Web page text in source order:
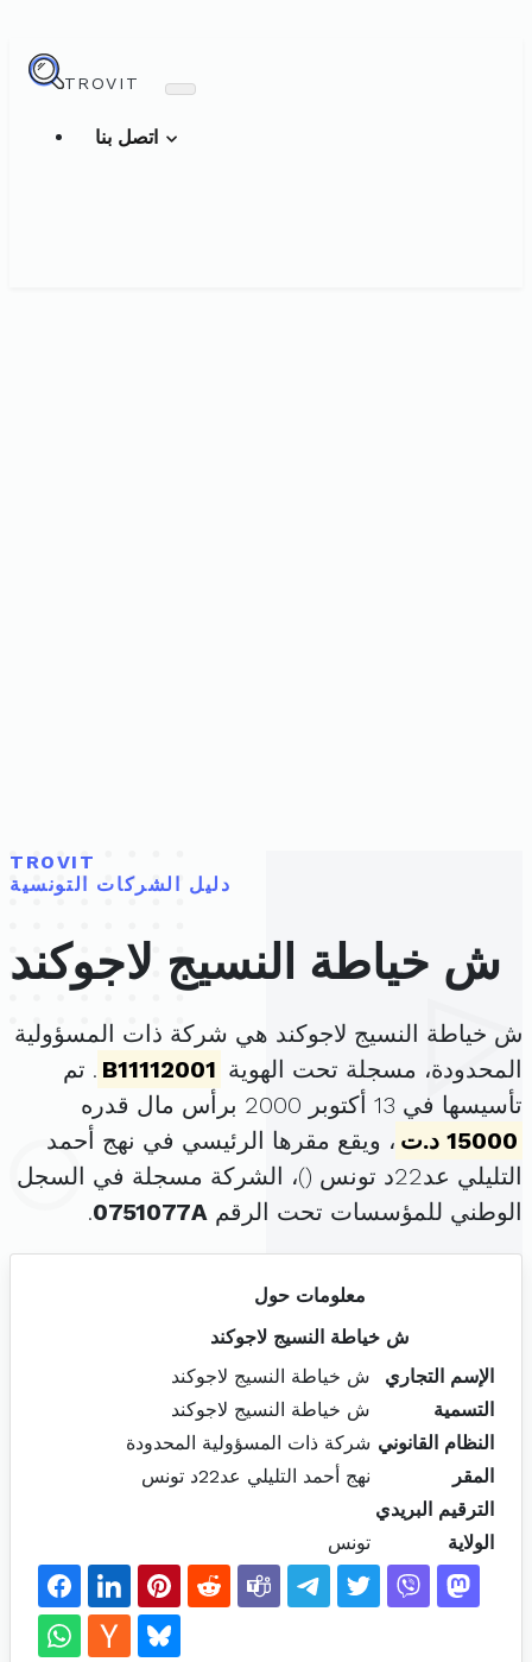
TROVIT
TROVIT
دليل الشركات التونسية
ش خياطة النسيج لاجوكند
ش خياطة النسيج لاجوكند هي شركة ذات المسؤولية
المحدودة، مسجلة تحت الهوية B11112001 . تم
تأسيسها في 13 أكتوبر 2000 برأس مال قدره
15000 د.ت
، ويقع مقرها الرئيسي في نهج أحمد
التليلي عد22د تونس (
)، الشركة مسجلة في السجل
الوطني للمؤسسات تحت الرقم 0751077A
.
معلومات حول
ش خياطة النسيج لاجوكند
الإسم التجاري
ش خياطة النسيج لاجوكند
التسمية
ش خياطة النسيج لاجوكند
النظام القانوني شركة ذات المسؤولية المحدودة
المقر
نهج أحمد التليلي عد22د تونس
الترقيم البريدي
الولاية
تونس